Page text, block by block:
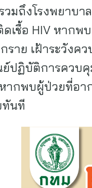
วมถึงโรงพยาบ
เชื้อ HIV หากพ
ราย เฝ้าระวังค
ย์ปฏิบัติการควบ
กพบผู้ป่วยที่อา
ราบทันที